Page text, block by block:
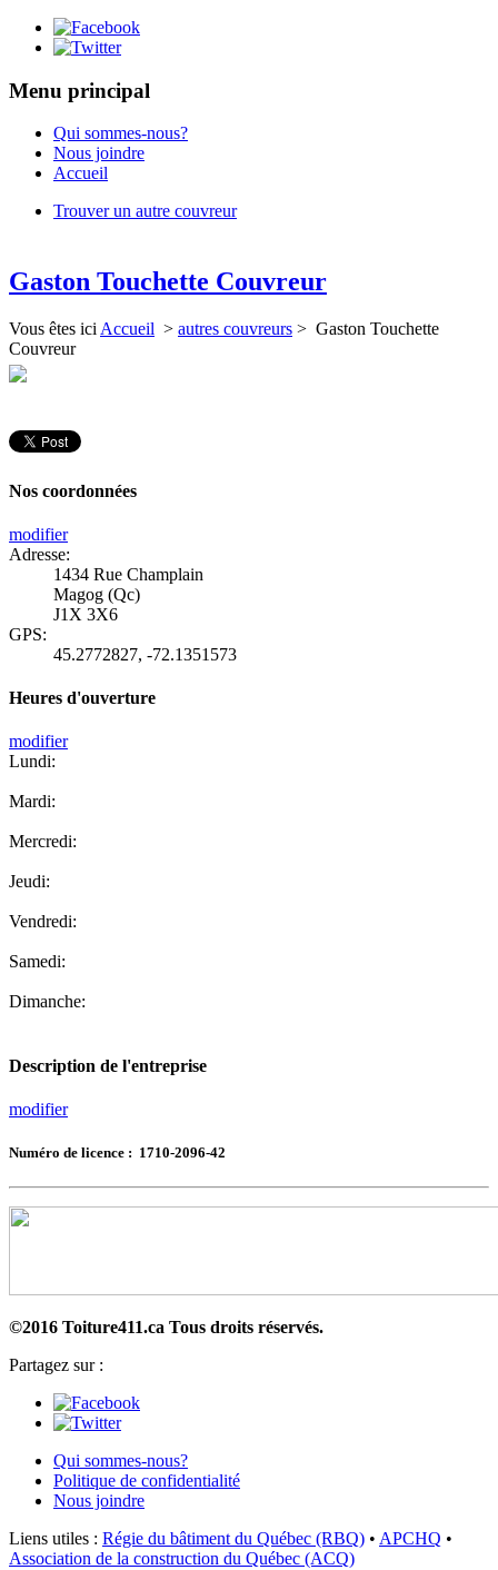
Menu principal
Qui sommes-nous?
Nous joindre
Accueil
Trouver un autre couvreur
Gaston Touchette Couvreur
Vous êtes ici Accueil > autres couvreurs > Gaston Touchette
Couvreur
Nos coordonnées
modifier
Adresse:
1434 Rue Champlain
Magog (Qc)
J1X 3X6
GPS:
45.2772827, -72.1351573
Heures d'ouverture
modifier
Lundi:
Mardi:
Mercredi:
Jeudi:
Vendredi:
Samedi:
Dimanche:
Description de l'entreprise
modifier
Numéro de licence : 1710-2096-42
©2016 Toiture411.ca Tous droits réservés.
Partagez sur :
Qui sommes-nous?
Politique de confidentialité
Nous joindre
Liens utiles : Régie du bâtiment du Québec (RBQ) • APCHQ •
Association de la construction du Québec (ACQ)